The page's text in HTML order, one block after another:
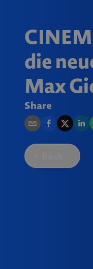
die
Max
Share